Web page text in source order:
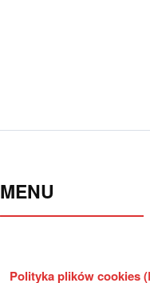
MENU
Polityka plików cookies